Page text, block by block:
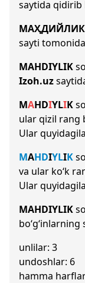
saytida qidirib
МАҲДИЙЛИК
sayti
MAHDIYLIK
Izoh.uz
MAHDIYLIK
ular qizil rang
Ular
MAHDIYLIK
va ular ko‘k
Ular
MAHDIYLIK
bo‘g‘inlarning
unlilar: 3
undoshlar: 6
hamma